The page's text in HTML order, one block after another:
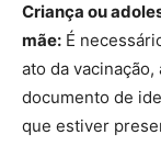
Criança ou
mãe: É
ato da
documento de
que estiver